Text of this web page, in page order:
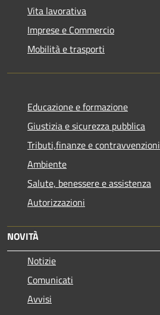
Vita lavorativa
Imprese e Commercio
Mobilità e trasporti
Educazione e formazione
Giustizia e sicurezza pubblica
Tributi,finanze e contravvenzioni
Ambiente
Salute, benessere e assistenza
Autorizzazioni
NOVITÀ
Notizie
Comunicati
Avvisi